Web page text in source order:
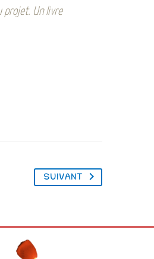
projet. Un livre
SUIVANT